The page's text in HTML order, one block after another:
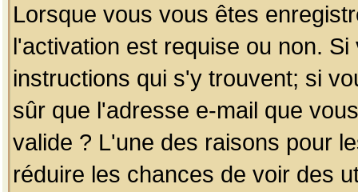
Lorsque vous vous êtes
l'activation est requise ou non.
instructions qui s'y trouvent; si
sûr que l'adresse e-mail que
valide ? L'une des raisons pour
réduire les chances de voir des